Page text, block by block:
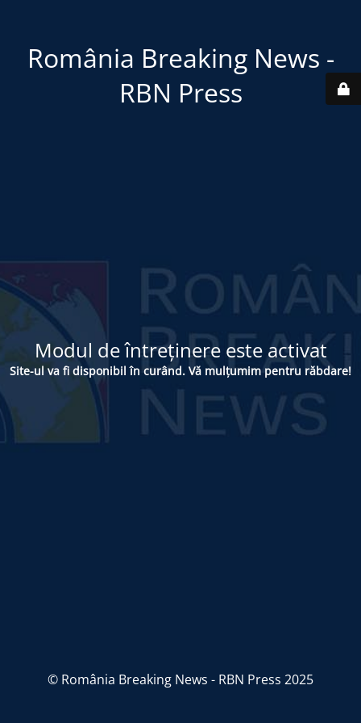
România Breaking News -
RBN Press
Modul de întreținere este activat
Site-ul va fi disponibil în curând. Vă mulțumim pentru răbdare!
© România Breaking News - RBN Press 2025